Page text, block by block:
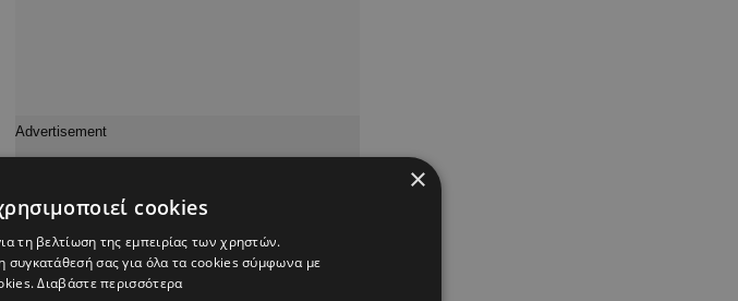
×
cookies
τη βελτίωση της εμπειρίας των χρηστών.
συγκατάθεσή σας για όλα τα cookies σύμφωνα με
Διαβάστε περισσότερα